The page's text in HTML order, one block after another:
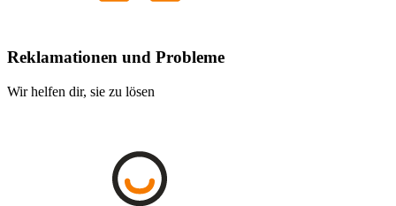
Reklamationen und Probleme
Wir helfen dir, sie zu lösen